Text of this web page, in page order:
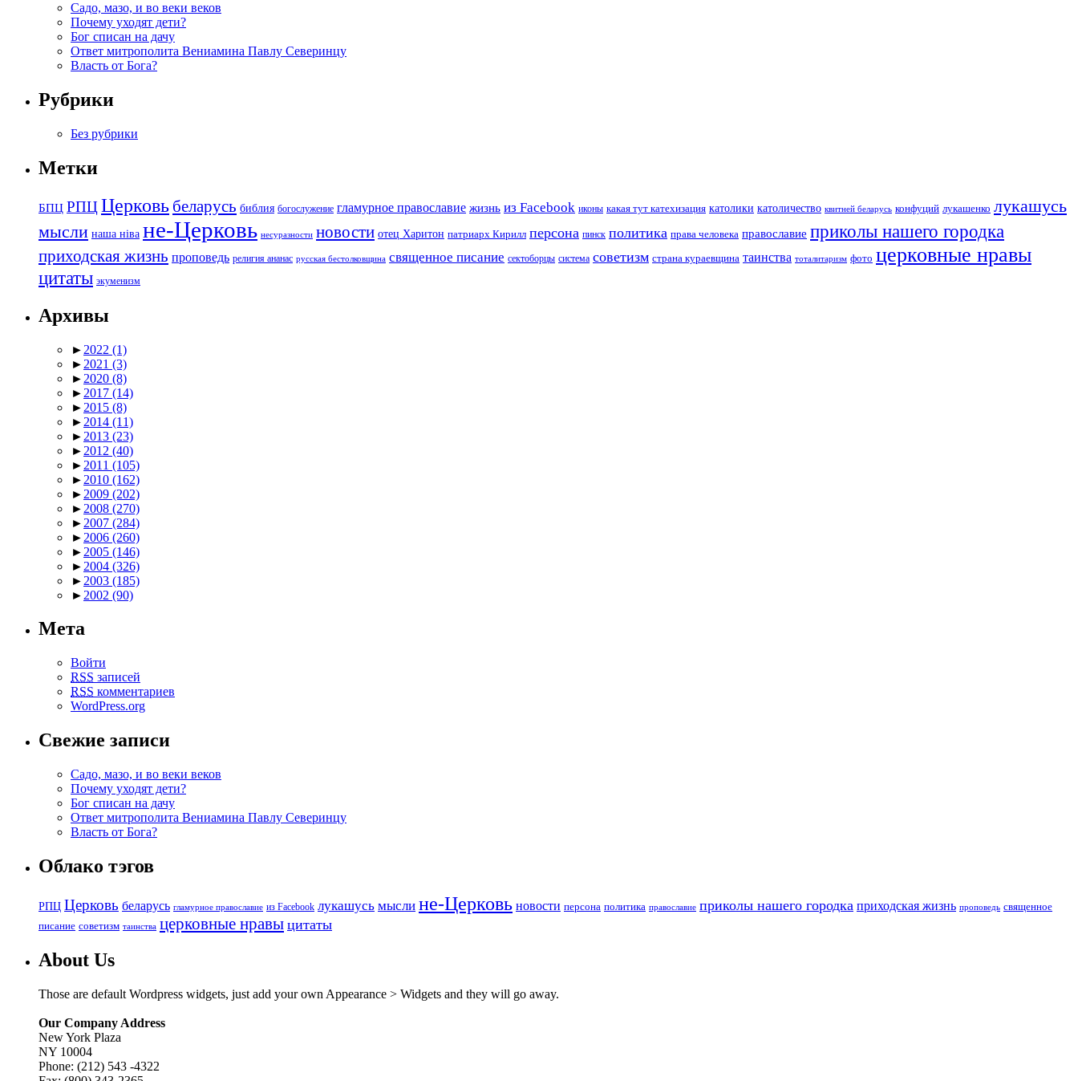
Садо, мазо, и во веки веков
Почему уходят дети?
Бог списан на дачу
Ответ митрополита Вениамина Павлу Северинцу
Власть от Бога?
Рубрики
Без рубрики
Метки
БПЦ РПЦ Церковь беларусь библия богослужение гламурное православие жизнь из Facebook иконы какая тут катехизация католики католичество квитней беларусь конфуций лукашенко лукашусь
мысли наша ніва не-Церковь несуразности новости отец Харитон патриарх Кирилл персона пинск политика права человека православие приколы нашего городка
приходская жизнь проповедь религия ананас русская бестолковщина священное писание сектоборцы система советизм страна кураевщина таинства тоталитаризм фото церковные нравы
цитаты экуменизм
Архивы
► 2022 (1)
► 2021 (3)
► 2020 (8)
► 2017 (14)
► 2015 (8)
► 2014 (11)
► 2013 (23)
► 2012 (40)
► 2011 (105)
► 2010 (162)
► 2009 (202)
► 2008 (270)
► 2007 (284)
► 2006 (260)
► 2005 (146)
► 2004 (326)
► 2003 (185)
► 2002 (90)
Мета
Войти
RSS записей
RSS комментариев
WordPress.org
Свежие записи
Садо, мазо, и во веки веков
Почему уходят дети?
Бог списан на дачу
Ответ митрополита Вениамина Павлу Северинцу
Власть от Бога?
Облако тэгов
РПЦ Церковь беларусь гламурное православие из Facebook лукашусь мысли не-Церковь новости персона политика православие приколы нашего городка приходская жизнь проповедь священное
писание советизм таинства церковные нравы цитаты
About Us
Those are default Wordpress widgets, just add your own Appearance > Widgets and they will go away.
Our Company Address
New York Plaza
NY 10004
Phone: (212) 543 -4322